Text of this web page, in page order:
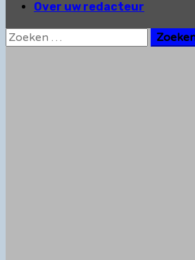
Over uw redacteur
Zoeken